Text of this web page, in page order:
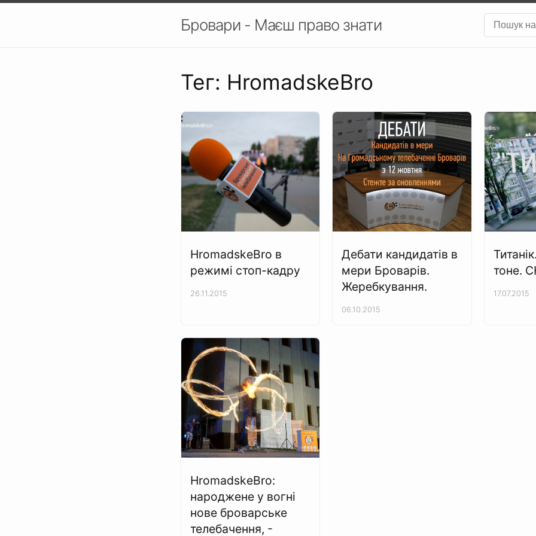
Бровари - Маєш право знати
Тег: HromadskeBro
HromadskeBro в
режимі стоп-кадру
26.11.2015
Дебати кандидатів в
мери Броварів.
Жеребкування.
06.10.2015
тоне.
17.07.2015
HromadskeBro:
народжене у вогні
нове броварське
телебачення, -